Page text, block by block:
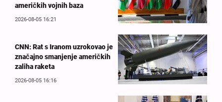
američkih vojnih baza
2026-08-05 16:21
CNN: Rat s Iranom uzrokovao je
značajno smanjenje američkih
zaliha raketa
2026-08-05 16:16